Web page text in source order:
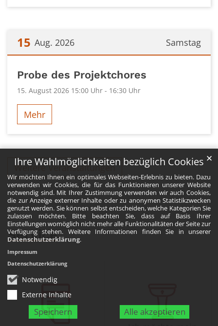
Ihre Wahlmöglichkeiten bezüglich Cookies
Wir möchten Ihnen ein optimales Webseiten-Erlebnis zu bieten. Dazu
verwenden wir Cookies, die für das Funktionieren unserer Website
notwendig sind. Mit Ihrer Zustimmung verwenden wir auch Cookies,
die zur Anzeige externer Inhalte oder zu anonymen Statistikzwecken
genutzt werden. Sie können selbst entscheiden, welche Kategorien Sie
zulassen möchten. Bitte beachten Sie, dass auf Basis Ihrer
Einstellungen womöglich nicht mehr alle Funktionalitäten der Seite zur
Verfügung stehen. Weitere Informationen finden Sie in unserer
Datenschutzerklärung.
Notwendig
Externe Inhalte
Speichern Alle akzeptieren
✕
Impressum
Datenschutzerklärung
Samstag
15 Aug. 2026
Probe des Projektchores
15. August 2026 15:00 Uhr - 16:30 Uhr
Mehr
Weitere Veranstaltungen
Service